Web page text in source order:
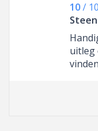
10/ 10
uitleg